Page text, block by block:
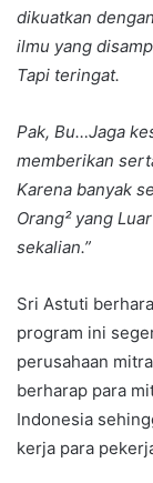
dikuatkan
ilmu yang
Tapi teringat.
Pak, Bu…Jaga
memberikan
Karena banyak
Orang² yang
sekalian.”
Sri Astuti
program ini
perusahaan
berharap para
Indonesia
kerja para